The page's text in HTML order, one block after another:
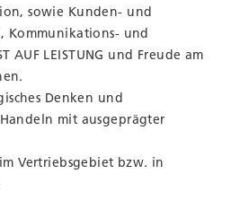
sowie Kunden- und
Kommunikations- und
AUF LEISTUNG und Freude am
Denken und
mit ausgeprägter
Vertriebsgebiet bzw. in